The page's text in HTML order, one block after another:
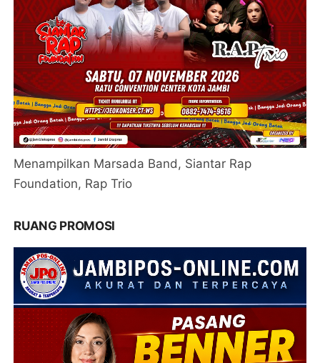
Menampilkan Marsada Band, Siantar Rap
Foundation, Rap Trio
RUANG PROMOSI